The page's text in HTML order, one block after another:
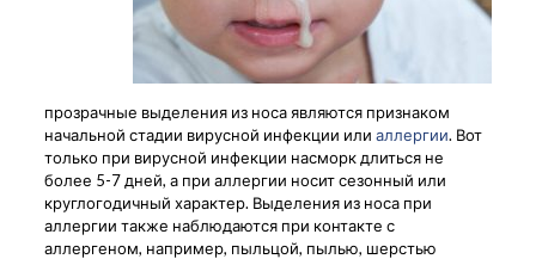
прозрачные выделения из носа являются признаком
начальной стадии вирусной инфекции или аллергии. Вот
только при вирусной инфекции насморк длиться не
более 5-7 дней, а при аллергии носит сезонный или
круглогодичный характер. Выделения из носа при
аллергии также наблюдаются при контакте с
аллергеном, например, пыльцой, пылью, шерстью